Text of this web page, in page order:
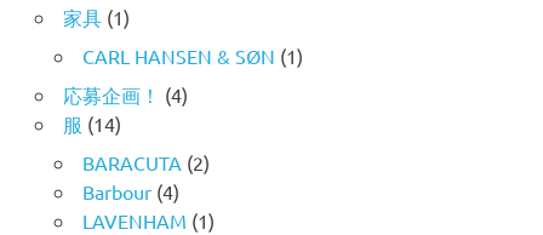
家具(1)
CARL HANSEN & SØN (1)
応募企画！ (4)
服 (14)
BARACUTA (2)
Barbour(4)
LAVENHAM (1)